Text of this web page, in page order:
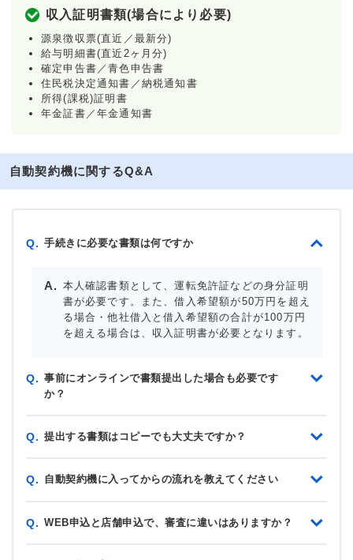
収入証明書類(場合により必要)
源泉徴収票(直近／最新分)
給与明細書(直近2ヶ月分)
確定申告書／青色申告書
住民税決定通知書／納税通知書
所得(課税)証明書
年金証書／年金通知書
自動契約機に関するQ&A
Q. 手続きに必要な書類は何ですか
本人確認書類として、運転免許証などの身分証明
書が必要です。また、借入希望額が50万円を超え
る場合・他社借入と借入希望額の合計が100万円
を超える場合は、収入証明書が必要となります。
Q. 事前にオンラインで書類提出した場合も必要です
か？
Q. 提出する書類はコピーでも大丈夫ですか？
Q. 自動契約機に入ってからの流れを教えてください
Q. WEB申込と店舗申込で、審査に違いはありますか？